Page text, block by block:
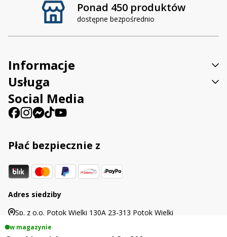
w magazynie
Ponad 450 produktów
dostępne bezpośrednio
Informacje
Usługa
Social Media
Płać bezpiecznie z
Adres siedziby
Sp. z o.o. Potok Wielki 130A 23-313 Potok Wielki